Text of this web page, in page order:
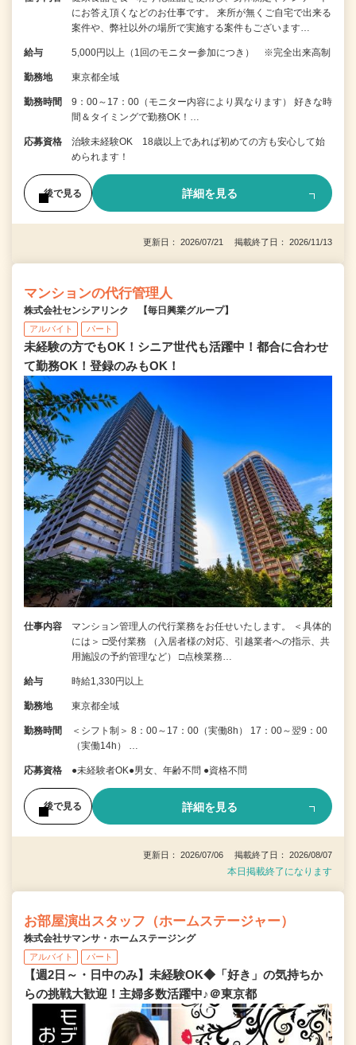
にお答え頂くなどのお仕事です。 来所が無くご自宅で出来る
案件や、弊社以外の場所で実施する案件もございます…
給与 5,000円以上（1回のモニター参加につき） ※完全出来高制
勤務地 東京都全域
勤務時間
9：00～17：00（モニター内容により異なります） 好きな時
間＆タイミングで勤務OK！…
応募資格
治験未経験OK 18歳以上であれば初めての方も安心して始
められます！
後で見る 詳細を見る
更新日： 2026/07/21 掲載終了日： 2026/11/13
マンションの代行管理人
株式会社センシアリンク 【毎日興業グループ】
アルバイト パート
未経験の方でもOK！シニア世代も活躍中！都合に合わせ
て勤務OK！登録のみもOK！
仕事内容
マンション管理人の代行業務をお任せいたします。 ＜具体的
には＞ □受付業務 （入居者様の対応、引越業者への指示、共
用施設の予約管理など） □点検業務…
給与 時給1,330円以上
勤務地 東京都全域
勤務時間
＜シフト制＞ 8：00～17：00（実働8h） 17：00～翌9：00
（実働14h） …
応募資格 ●未経験者OK●男女、年齢不問 ●資格不問
後で見る 詳細を見る
更新日： 2026/07/06 掲載終了日： 2026/08/07
本日掲載終了になります
お部屋演出スタッフ（ホームステージャー）
株式会社サマンサ・ホームステージング
アルバイト パート
【週2日～・日中のみ】未経験OK◆「好き」の気持ちか
らの挑戦大歓迎！主婦多数活躍中♪＠東京都